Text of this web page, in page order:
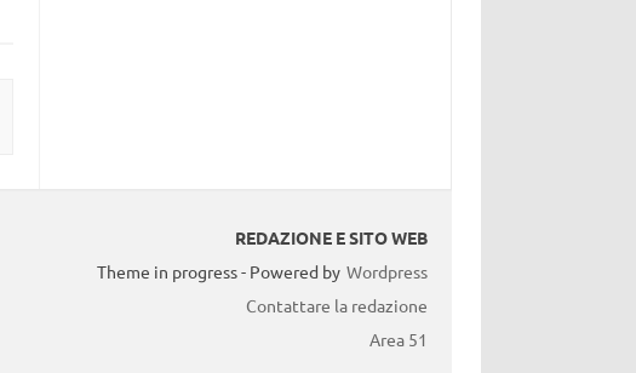
REDAZIONE E SITO WEB
Theme in progress - Powered by Wordpress
Contattare la redazione
Area 51